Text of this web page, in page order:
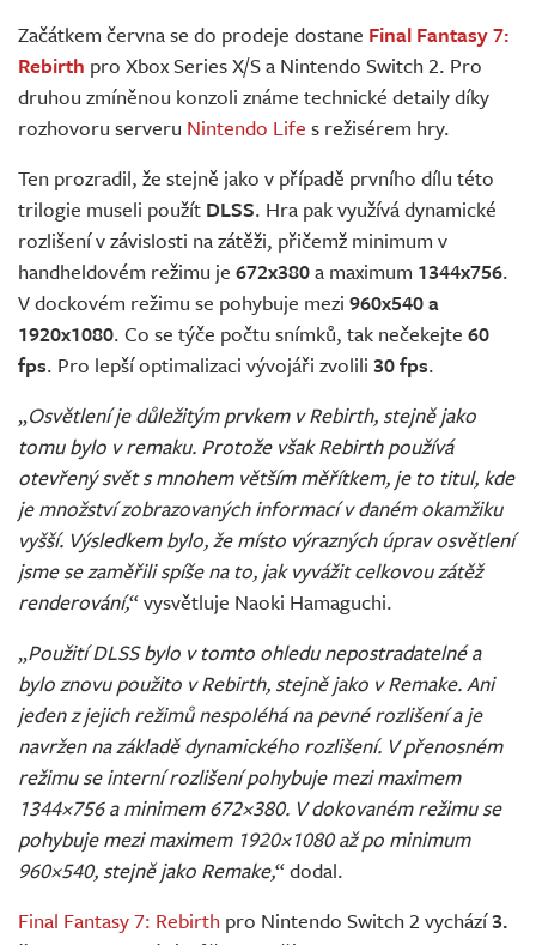
Živě
Začátkem června se do prodeje dostane Final Fantasy 7:
Rebirth pro Xbox Series X/S a Nintendo Switch 2. Pro
druhou zmíněnou konzoli známe technické detaily díky
rozhovoru serveru Nintendo Life s režisérem hry.
Ten prozradil, že stejně jako v případě prvního dílu této
trilogie museli použít DLSS. Hra pak využívá dynamické
rozlišení v závislosti na zátěži, přičemž minimum v
handheldovém režimu je 672x380a maximum 1344x756.
V dockovém režimu se pohybuje mezi 960x540 a
1920x1080. Co se týče počtu snímků, tak nečekejte 60
fps. Pro lepší optimalizaci vývojáři zvolili 30 fps.
„Osvětlení je důležitým prvkem v Rebirth, stejně jako
tomu bylo v remaku. Protože však Rebirth používá
otevřený svět s mnohem větším měřítkem, je to titul, kde
je množství zobrazovaných informací v daném okamžiku
vyšší. Výsledkem bylo, že místo výrazných úprav osvětlení
jsme se zaměřili spíše na to, jak vyvážit celkovou zátěž
renderování,“ vysvětluje Naoki Hamaguchi.
„Použití DLSS bylo v tomto ohledu nepostradatelné a
bylo znovu použito v Rebirth, stejně jako v Remake. Ani
jeden z jejich režimů nespoléhá na pevné rozlišení a je
navržen na základě dynamického rozlišení. V přenosném
režimu se interní rozlišení pohybuje mezi maximem
1344×756 a minimem 672×380. V dokovaném režimu se
pohybuje mezi maximem 1920×1080 až po minimum
960×540, stejně jako Remake,“ dodal.
Final Fantasy 7: Rebirth pro Nintendo Switch 2 vychází3.